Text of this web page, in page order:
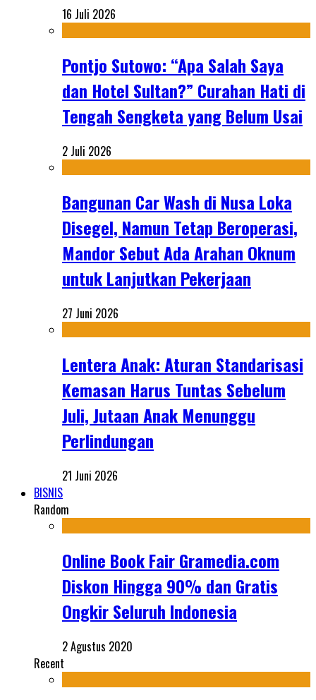
16 Juli 2026
Pontjo Sutowo: “Apa Salah Saya
dan Hotel Sultan?” Curahan Hati di
Tengah Sengketa yang Belum Usai
2 Juli 2026
Bangunan Car Wash di Nusa Loka
Disegel, Namun Tetap Beroperasi,
Mandor Sebut Ada Arahan Oknum
untuk Lanjutkan Pekerjaan
27 Juni 2026
Lentera Anak: Aturan Standarisasi
Kemasan Harus Tuntas Sebelum
Juli, Jutaan Anak Menunggu
Perlindungan
21 Juni 2026
BISNIS
Random
Online Book Fair Gramedia.com
Diskon Hingga 90% dan Gratis
Ongkir Seluruh Indonesia
2 Agustus 2020
Recent